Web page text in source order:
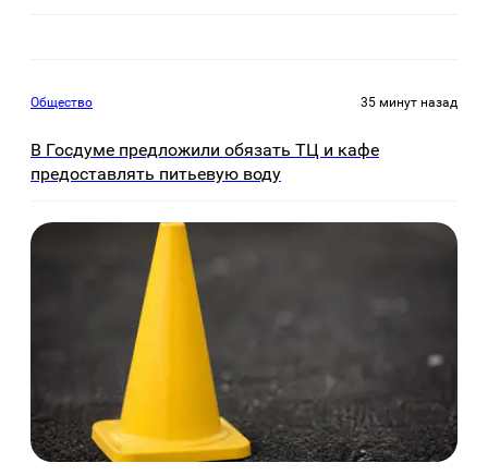
Общество 35 минут назад
В Госдуме предложили обязать ТЦ и кафе
предоставлять питьевую воду